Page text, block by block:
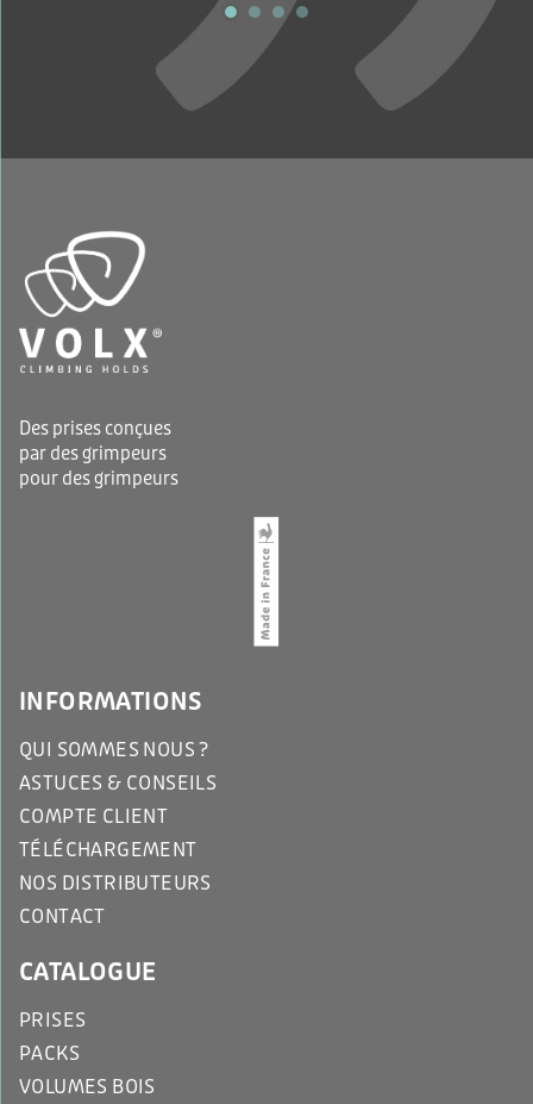
Des prises conçues
par des grimpeurs
pour des grimpeurs
INFORMATIONS
QUI SOMMES NOUS ?
ASTUCES & CONSEILS
COMPTE CLIENT
TÉLÉCHARGEMENT
NOS DISTRIBUTEURS
CONTACT
CATALOGUE
PRISES
PACKS
VOLUMES BOIS